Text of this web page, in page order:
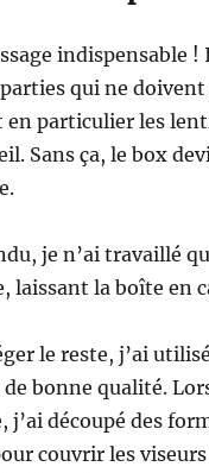
indispensable
qui ne doivent
en particulier les
Sans ça, le box
je n’ai travaillé
laissant la boîte en
le reste, j’ai
de bonne qualité.
j’ai découpé des
couvrir les